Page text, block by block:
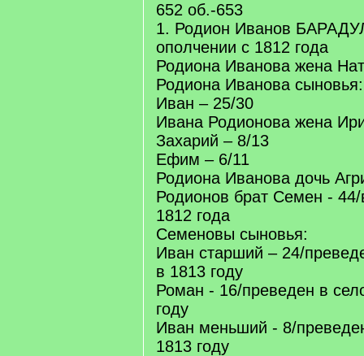
652 об.-653
1. Родион Иванов
ополчении с 1812 года
Родиона Иванова жена
Родиона Иванова сыновья:
Иван – 25/30
Ивана Родионова жена
Захарий – 8/13
Ефим – 6/11
Родиона Иванова дочь
Родионов брат Семен - 44/
1812 года
Семеновы сыновья:
Иван старший – 24/
в 1813 году
Роман - 16/преведен в
году
Иван меньший - 8/
1813 году